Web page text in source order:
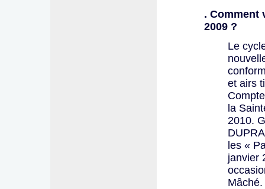
. Comment
2009 ?
Le
et airs
la
2010.
les «
janvier
Mâché.